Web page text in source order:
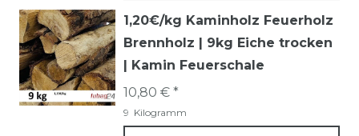
1,20€/kg Kaminholz Feuerholz
Brennholz | 9kg Eiche trocken
| Kamin Feuerschale
10,80 € *
9 Kilogramm